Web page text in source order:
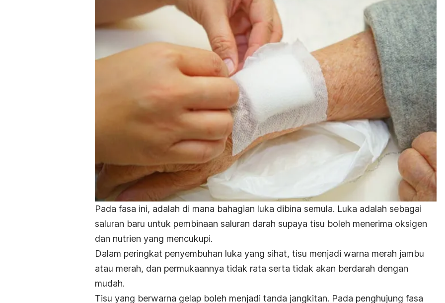
Pada fasa ini, adalah di mana bahagian luka dibina semula. Luka adalah sebagai
saluran baru untuk pembinaan saluran darah supaya tisu boleh menerima oksigen
dan nutrien yang mencukupi.
Dalam peringkat penyembuhan luka yang sihat, tisu menjadi warna merah jambu
atau merah, dan permukaannya tidak rata serta tidak akan berdarah dengan
mudah.
Tisu yang berwarna gelap boleh menjadi tanda jangkitan. Pada penghujung fasa